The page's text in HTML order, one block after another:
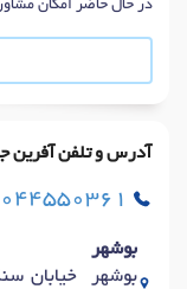
در حال حاضر امکان
آدرس و تلفن آفرین
بوشهر